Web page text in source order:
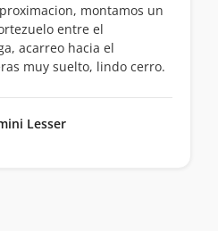
montamos un
entre el
acarreo hacia el
muy suelto, lindo cerro.
Lesser